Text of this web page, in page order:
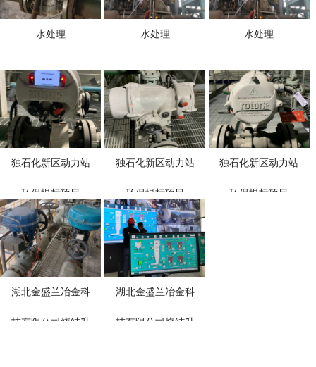
水处理 水处理 水处理
独石化新区动力站
环保提标项目
独石化新区动力站
环保提标项目
独石化新区动力站
环保提标项目
湖北金盛兰冶金科
技有限公司烧结升
湖北金盛兰冶金科
技有限公司烧结升